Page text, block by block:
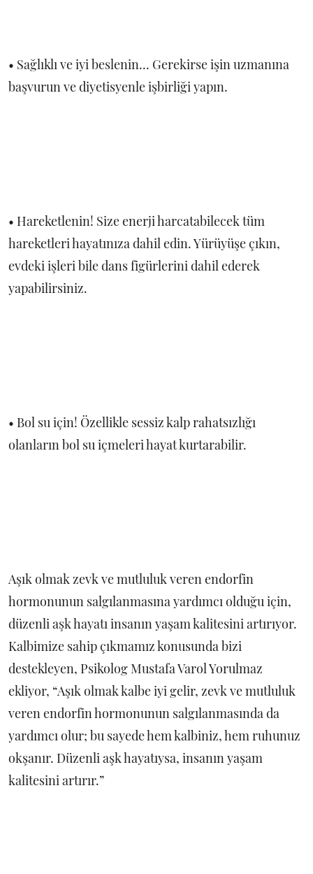
• Sağlıklı ve iyi beslenin... Gerekirse işin uzmanına
başvurun ve diyetisyenle işbirliği yapın.
• Hareketlenin! Size enerji harcatabilecek tüm
hareketleri hayatınıza dahil edin. Yürüyüşe çıkın,
evdeki işleri bile dans figürlerini dahil ederek
yapabilirsiniz.
• Bol su için! Özellikle sessiz kalp rahatsızlığı
olanların bol su içmeleri hayat kurtarabilir.
Aşık olmak zevk ve mutluluk veren endorfin
hormonunun salgılanmasına yardımcı olduğu için,
düzenli aşk hayatı insanın yaşam kalitesini artırıyor.
Kalbimize sahip çıkmamız konusunda bizi
destekleyen, Psikolog Mustafa Varol Yorulmaz
ekliyor, “Aşık olmak kalbe iyi gelir, zevk ve mutluluk
veren endorfin hormonunun salgılanmasında da
yardımcı olur; bu sayede hem kalbiniz, hem ruhunuz
okşanır. Düzenli aşk hayatıysa, insanın yaşam
kalitesini artırır.”